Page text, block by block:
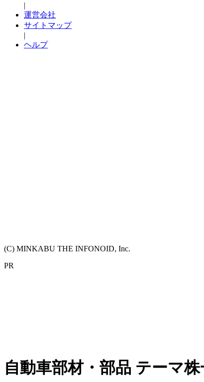
|
運営会社
サイトマップ
|
ヘルプ
(C) MINKABU THE INFONOID, Inc.
PR
自動車部材・部品 テーマ